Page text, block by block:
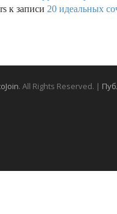
к записи 20 идеальных
. All Rights Reserved. |